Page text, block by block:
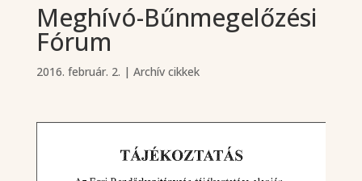
Meghívó-Bűnmegelőzési
Fórum
2016. február. 2. | Archív cikkek